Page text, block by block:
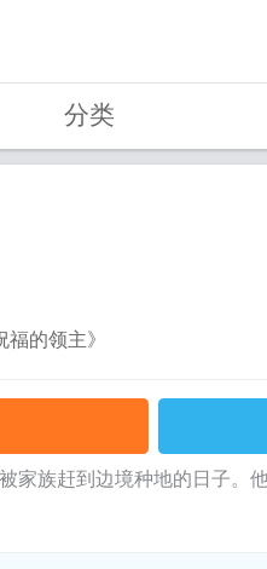
分类
的领主》
家族赶到边境种地的日子